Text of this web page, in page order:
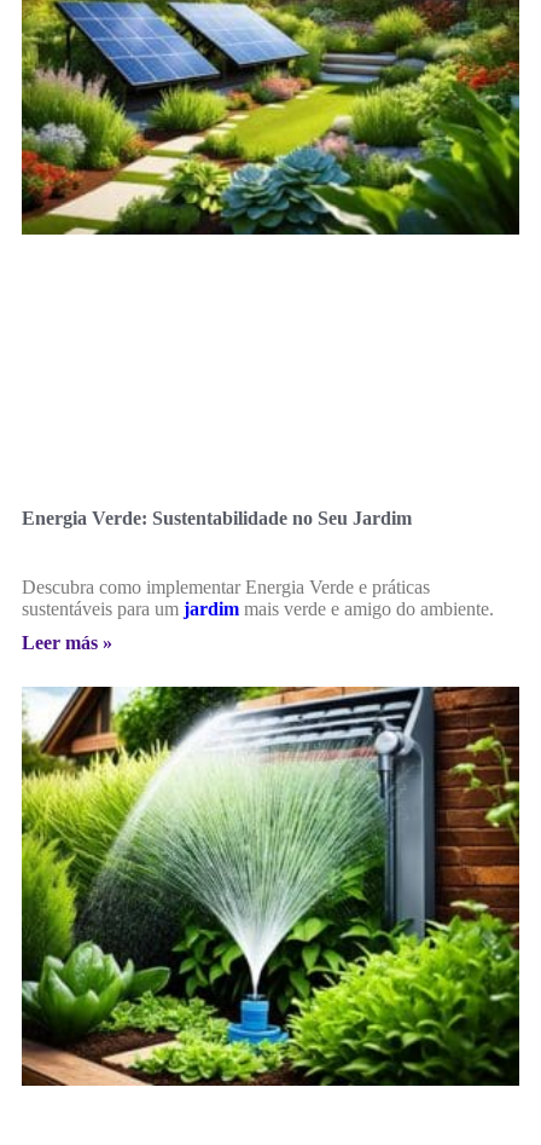
Energia Verde: Sustentabilidade no Seu Jardim
Descubra como implementar Energia Verde e práticas
sustentáveis para um jardim mais verde e amigo do ambiente.
Leer más »